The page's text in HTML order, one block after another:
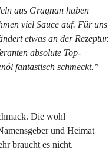
aus Gragnan haben
viel Sauce auf. Für uns
etwas an der Rezeptur.
absolute Top-
fantastisch schmeckt.”
Die wohl
und Heimat
braucht es nicht.